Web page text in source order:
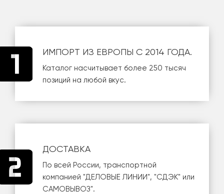
ИМПОРТ ИЗ ЕВРОПЫ С 2014 ГОДА.
Каталог насчитывает более 250 тысяч
позиций на любой вкус.
ДОСТАВКА
По всей России, транспортной
компанией "ДЕЛОВЫЕ ЛИНИИ", "СДЭК" или
САМОВЫВОЗ".